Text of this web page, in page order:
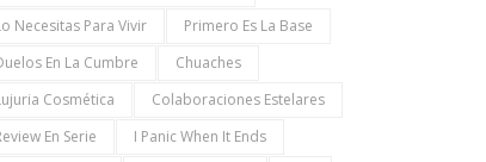
Necesitas Para Vivir
Primero Es La Base
En La Cumbre
Chuaches
Cosmética
Colaboraciones Estelares
En Serie
I Panic When It Ends